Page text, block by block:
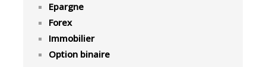
Epargne
Forex
Immobilier
Option binaire